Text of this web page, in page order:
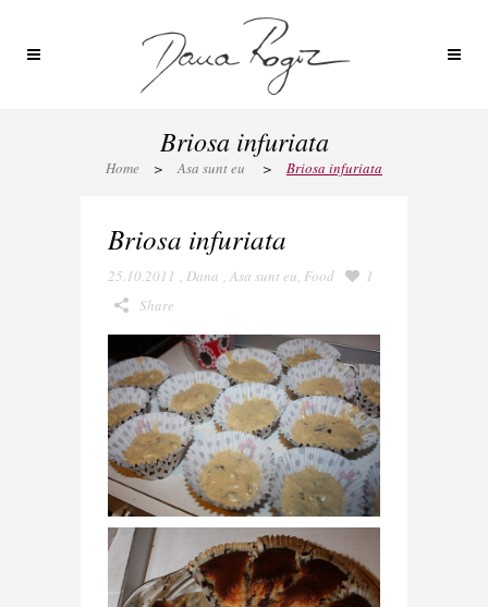
Briosa infuriata
Home > Asa sunt eu > Briosa infuriata
Briosa infuriata
25.10.2011 , Dana , Asa sunt eu, Food
1
Share